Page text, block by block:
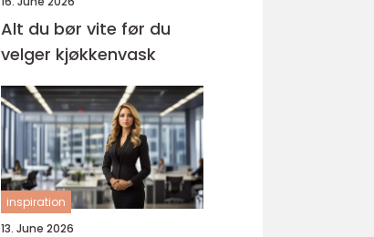
Alt du bør vite før du
velger kjøkkenvask
inspiration
13. June 2026